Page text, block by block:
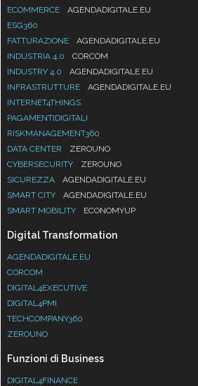
ECOMMERCE
AGENDADIGITALE.EU
ESG360
FATTURAZIONE
AGENDADIGITALE.EU
INDUSTRIA 4.0
CORCOM
INDUSTRY 4.0
AGENDADIGITALE.EU
INFRASTRUTTURE
AGENDADIGITALE.EU
INTERNET4THINGS
PAGAMENTIDIGITALI
RISKMANAGEMENT360
DATA CENTER
ZEROUNO
CYBERSECURITY
ZEROUNO
SICUREZZA
AGENDADIGITALE.EU
SMART CITY
AGENDADIGITALE.EU
SMART MOBILITY
ECONOMYUP
Digital Transformation
AGENDADIGITALE.EU
CORCOM
DIGITAL4EXECUTIVE
DIGITAL4PMI
TECHCOMPANY360
ZEROUNO
Funzioni di Business
DIGITAL4FINANCE